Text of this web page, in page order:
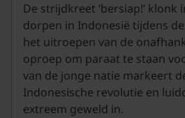
De strijdkreet ‘bersiap!’ klonk
dorpen in Indonesië tijdens
het uitroepen van de
oproep om paraat te staan
van de jonge natie markeert
Indonesische revolutie en
extreem geweld in.